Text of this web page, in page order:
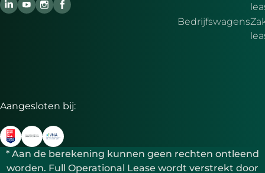
Aangesloten bij:
Bedrijfswagens
* Aan de berekening kunnen geen rechten ontleend
worden. Full Operational Lease wordt verstrekt door